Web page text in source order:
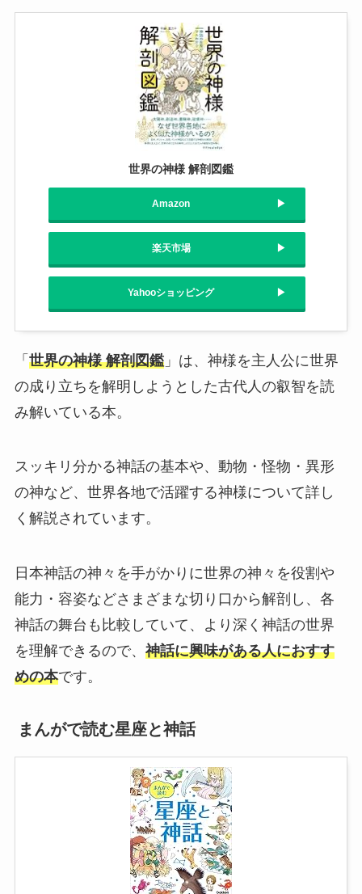
世界の神様 解剖図鑑
Amazon
楽天市場
Yahooショッピング
「 世界の神様 解剖図鑑」は、神様を主人公に世界
の成り立ちを解明しようとした古代人の叡智を読
み解いている本。
スッキリ分かる神話の基本や、動物・怪物・異形
の神など、世界各地で活躍する神様について詳し
く解説されています。
日本神話の神々を手がかりに世界の神々を役割や
能力・容姿などさまざまな切り口から解剖し、各
神話の舞台も比較していて、より深く神話の世界
を理解できるので、 神話に興味がある人におすす
めの本です。
まんがで読む星座と神話